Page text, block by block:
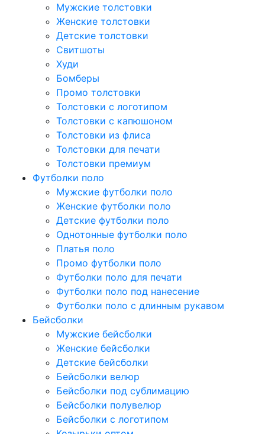
Мужские толстовки
Женские толстовки
Детские толстовки
Свитшоты
Худи
Бомберы
Промо толстовки
Толстовки с логотипом
Толстовки с капюшоном
Толстовки из флиса
Толстовки для печати
Толстовки премиум
Футболки поло
Мужские футболки поло
Женские футболки поло
Детские футболки поло
Однотонные футболки поло
Платья поло
Промо футболки поло
Футболки поло для печати
Футболки поло под нанесение
Футболки поло с длинным рукавом
Бейсболки
Мужские бейсболки
Женские бейсболки
Детские бейсболки
Бейсболки велюр
Бейсболки под сублимацию
Бейсболки полувелюр
Бейсболки с логотипом